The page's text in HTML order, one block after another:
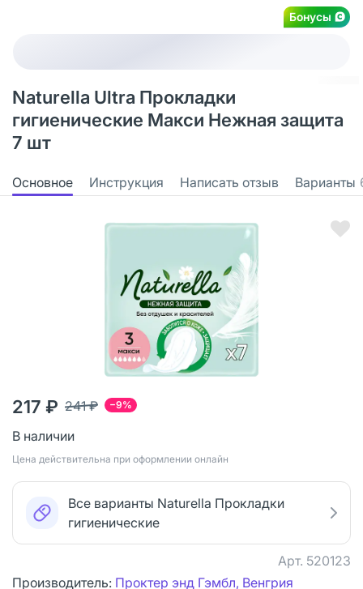
Бонусы
Naturella Ultra Прокладки
гигиенические Макси Нежная защита
7 шт
Основное Инструкция Написать отзыв Варианты
−9%
241 ₽
217 ₽
В наличии
Цена действительна при оформлении онлайн
Все варианты Naturella Прокладки
гигиенические
Арт. 520123
Производитель: Проктер энд Гэмбл, Венгрия